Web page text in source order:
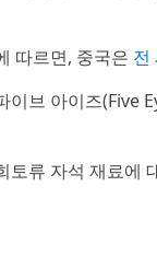
따르면, 중국은 전
이브 아이즈
토류 자석 재료에